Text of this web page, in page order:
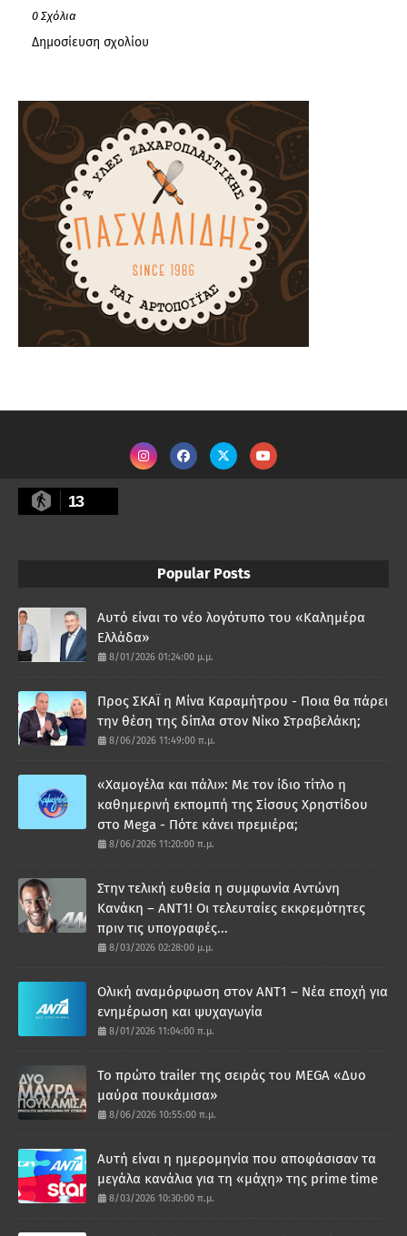
0 Σχόλια
Δημοσίευση σχολίου
13
Popular Posts
Αυτό είναι το νέο λογότυπο του «Καλημέρα
Ελλάδα»
8/01/2026 01:24:00 μ.μ.
Προς ΣΚΑΪ η Μίνα Καραμήτρου - Ποια θα πάρει
την θέση της δίπλα στον Νίκο Στραβελάκη;
8/06/2026 11:49:00 π.μ.
«Χαμογέλα και πάλι»: Με τον ίδιο τίτλο η
καθημερινή εκπομπή της Σίσσυς Χρηστίδου
στο Mega - Πότε κάνει πρεμιέρα;
8/06/2026 11:20:00 π.μ.
Στην τελική ευθεία η συμφωνία Αντώνη
Κανάκη – ΑΝΤ1! Οι τελευταίες εκκρεμότητες
πριν τις υπογραφές...
8/03/2026 02:28:00 μ.μ.
Ολική αναμόρφωση στον ΑΝΤ1 – Νέα εποχή για
ενημέρωση και ψυχαγωγία
8/01/2026 11:04:00 π.μ.
Το πρώτο trailer της σειράς του MEGA «Δυο
μαύρα πουκάμισα»
8/06/2026 10:55:00 π.μ.
Αυτή είναι η ημερομηνία που αποφάσισαν τα
μεγάλα κανάλια για τη «μάχη» της prime time
8/03/2026 10:30:00 π.μ.